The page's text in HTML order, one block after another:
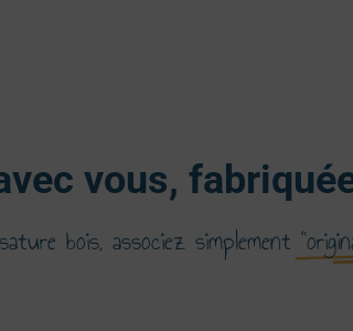
vous,
bois, associez simplement